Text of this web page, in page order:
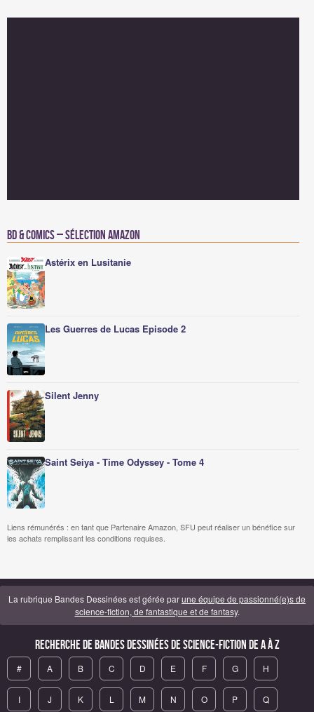
BD & Comics – Sélection Amazon
Astérix en Lusitanie
Les Guerres de Lucas Episode 2
Silent Jenny
Saint Seiya - Time Odyssey - Tome 4
Liens rémunérés : en tant que Partenaire Amazon, SFU peut réaliser un bénéfice sur
les achats remplissant les conditions requises.
La rubrique Bandes Dessinées est gérée parune équipe de passionné(e)s de
science-fiction, de fantastique et de fantasy.
Recherche de Bandes Dessinées de science-fiction de A à Z
# A B C D E F G H
I J K L M N O P Q